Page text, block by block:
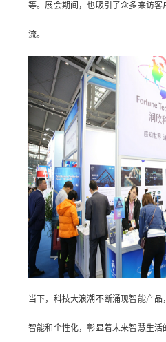
等。展会期间，也吸引了众多来访
流。
当下，科技大浪潮不断涌现智能产品
智能和个性化，彰显着未来智慧生